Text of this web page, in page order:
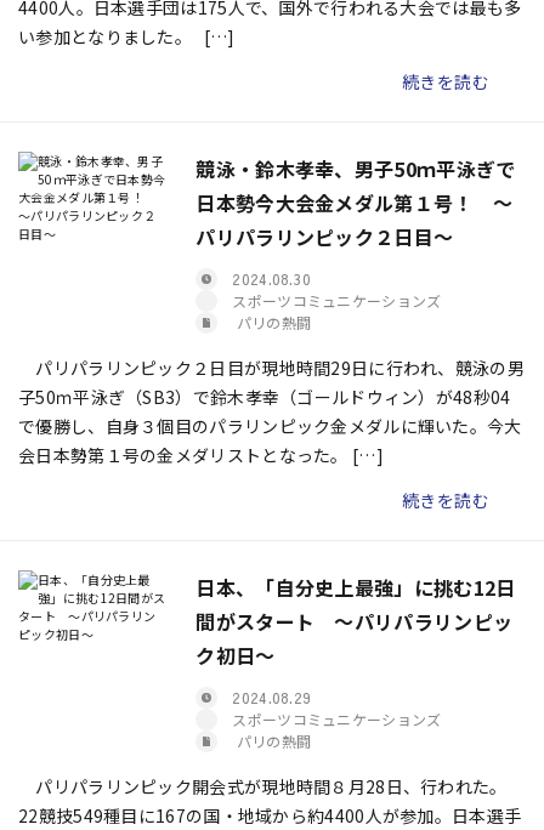
4400人。日本選手団は175人で、国外で行われる大会では最も多
い参加となりました。 […]
続きを読む
競泳・鈴木孝幸、男子50ｍ平泳ぎで
日本勢今大会金メダル第１号！ ～
パリパラリンピック２日目～
2024.08.30
スポーツコミュニケーションズ
パリの熱闘
パリパラリンピック２日目が現地時間29日に行われ、競泳の男
子50ｍ平泳ぎ（SB3）で鈴木孝幸（ゴールドウィン）が48秒04
で優勝し、自身３個目のパラリンピック金メダルに輝いた。今大
会日本勢第１号の金メダリストとなった。 […]
続きを読む
日本、「自分史上最強」に挑む12日
間がスタート ～パリパラリンピッ
ク初日～
2024.08.29
スポーツコミュニケーションズ
パリの熱闘
パリパラリンピック開会式が現地時間８月28日、行われた。
22競技549種目に167の国・地域から約4400人が参加。日本選手